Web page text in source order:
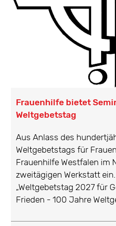
Frauenhilfe bietet
Weltgebetstag
Aus Anlass des
Weltgebetstags für
Frauenhilfe Westfalen im
zweitägigen Werkstatt
„Weltgebetstag 2027 für
Frieden - 100 Jahre